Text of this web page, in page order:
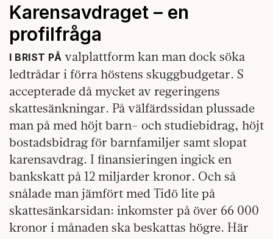
Karensavdraget – en
profilfråga
I BRIST PÅ valplattform kan man dock söka
ledtrådar i förra höstens skuggbudgetar. S
accepterade då mycket av regeringens
skattesänkningar. På välfärdssidan plussade
man på med höjt barn- och studiebidrag, höjt
bostadsbidrag för barnfamiljer samt slopat
karensavdrag. I finansieringen ingick en
bankskatt på 12 miljarder kronor. Och så
snålade man jämfört med Tidö lite på
skattesänkarsidan: inkomster på över 66 000
kronor i månaden ska beskattas högre. Här